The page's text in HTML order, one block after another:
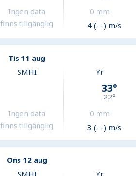
Ingen data
finns tillgänglig
0 mm
4 (- -) m/s
Tis 11 aug
SMHI
Ingen data
finns tillgänglig
Yr
33°
22°
0 mm
3 (- -) m/s
Ons 12 aug
SMHI Yr